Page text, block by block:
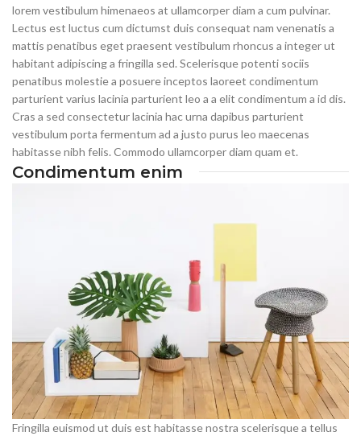
lorem vestibulum himenaeos at ullamcorper diam a cum pulvinar.
Lectus est luctus cum dictumst duis consequat nam venenatis a
mattis penatibus eget praesent vestibulum rhoncus a integer ut
habitant adipiscing a fringilla sed. Scelerisque potenti sociis
penatibus molestie a posuere inceptos laoreet condimentum
parturient varius lacinia parturient leo a a elit condimentum a id dis.
Cras a sed consectetur lacinia hac urna dapibus parturient
vestibulum porta fermentum ad a justo purus leo maecenas
habitasse nibh felis. Commodo ullamcorper diam quam et.
Condimentum enim
Fringilla euismod ut duis est habitasse nostra scelerisque a tellus